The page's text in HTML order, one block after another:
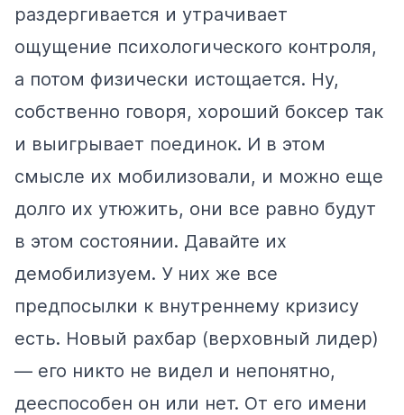
раздергивается и утрачивает
ощущение психологического контроля,
а потом физически истощается. Ну,
собственно говоря, хороший боксер так
и выигрывает поединок. И в этом
смысле их мобилизовали, и можно еще
долго их утюжить, они все равно будут
в этом состоянии. Давайте их
демобилизуем. У них же все
предпосылки к внутреннему кризису
есть. Новый рахбар (верховный лидер)
— его никто не видел и непонятно,
дееспособен он или нет. От его имени